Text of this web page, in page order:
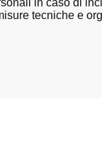
in caso di
tecniche e